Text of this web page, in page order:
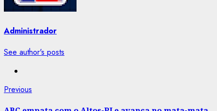
Administrador
See author's posts
Post
Previous